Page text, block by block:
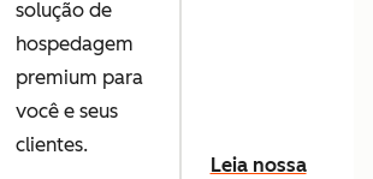
solução de
hospedagem
premium para
você e seus
clientes.
Leia nossa